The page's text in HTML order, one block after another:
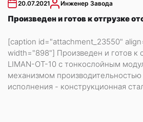
20.07.2021 Инженер Завода
Произведен и готов к отгрузке
[caption id="attachment_23550"
width="898"] Произведен и готов к
LIMAN-ОТ-10 с тонкослойным
механизмом
исполнения - конструкционная